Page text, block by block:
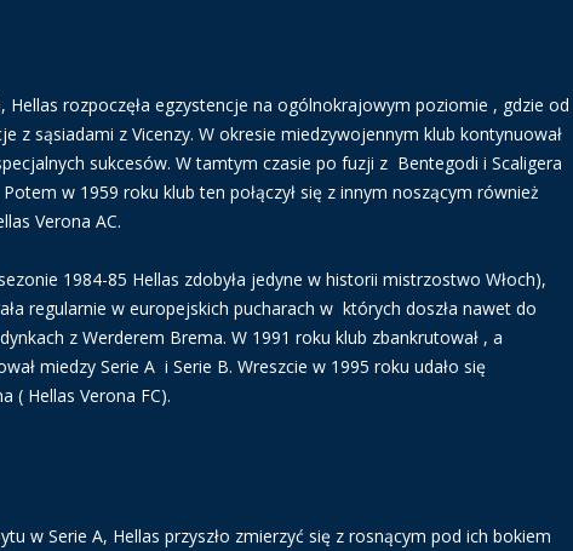
rozpoczęła egzystencje na ogólnokrajowym poziomie , gdzie od
z sąsiadami z Vicenzy. W okresie miedzywojennym klub kontynuował
sukcesów. W tamtym czasie po fuzji z Bentegodi i Scaligera
w 1959 roku klub ten połączył się z innym noszącym również
Verona AC.
1984-85 Hellas zdobyła jedyne w historii mistrzostwo Włoch),
regularnie w europejskich pucharach w których doszła nawet do
z Werderem Brema. W 1991 roku klub zbankrutował , a
miedzy Serie A i Serie B. Wreszcie w 1995 roku udało się
( Hellas Verona FC).
w Serie A, Hellas przyszło zmierzyć się z rosnącym pod ich bokiem